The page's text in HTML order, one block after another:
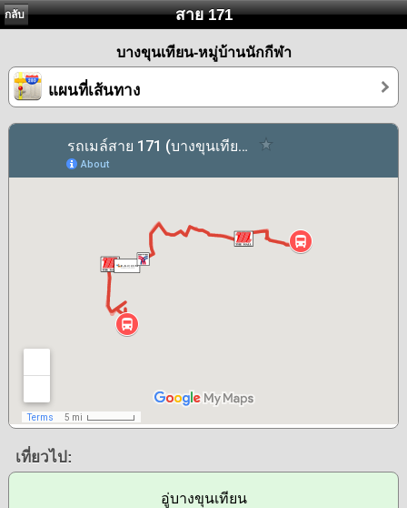
กลับ สาย 171
บางขุนเทียน-หมู่บ้านนักกีฬา
แผนที่เส้นทาง
เที่ยวไป:
อู่บางขุนเทียน